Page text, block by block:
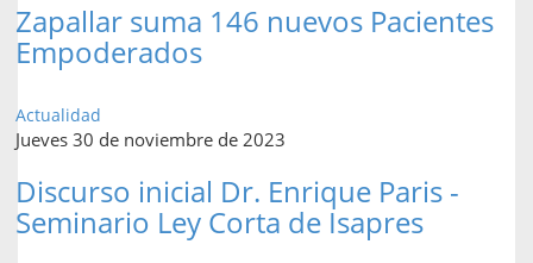
Zapallar suma 146 nuevos Pacientes
Empoderados
Actualidad
Jueves 30 de noviembre de 2023
Discurso inicial Dr. Enrique Paris -
Seminario Ley Corta de Isapres